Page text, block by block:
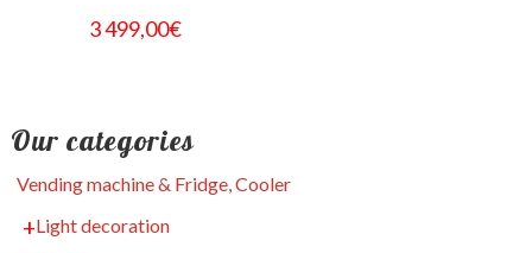
3 499,00€
Our categories
Vending machine & Fridge, Cooler
Light decoration